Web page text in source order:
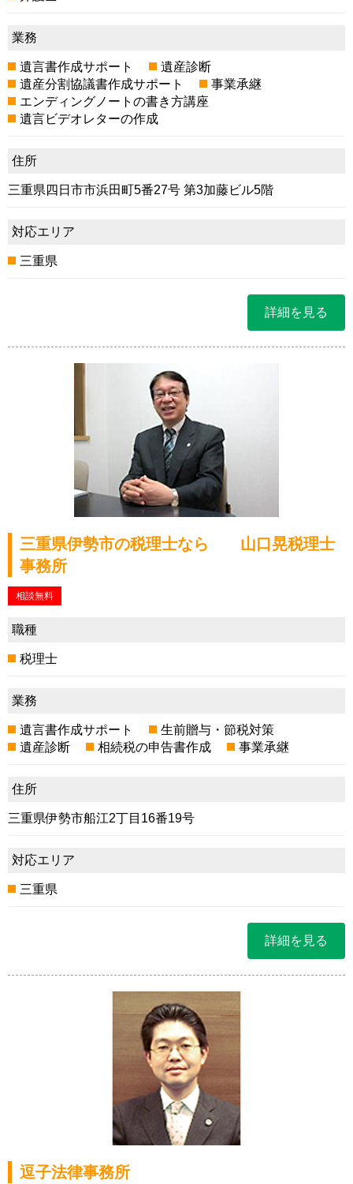
業務
遺言書作成サポート
遺産診断
遺産分割協議書作成サポート
事業承継
エンディングノートの書き方講座
遺言ビデオレターの作成
住所
三重県四日市市浜田町5番27号 第3加藤ビル5階
対応エリア
三重県
詳細を見る
三重県伊勢市の税理士なら 山口晃税理士
事務所
相談無料
職種
税理士
業務
遺言書作成サポート
生前贈与・節税対策
遺産診断
相続税の申告書作成 事業承継
住所
三重県伊勢市船江2丁目16番19号
対応エリア
三重県
詳細を見る
逗子法律事務所